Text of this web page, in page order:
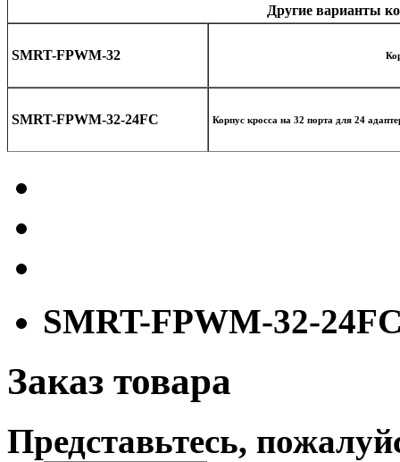
Другие варианты
SMRT-FPWM-32
SMRT-FPWM-32-24FC Корпус кросса на 32 порта для 24
SMRT-FPWM-32-
Заказ товара
Представьтесь,